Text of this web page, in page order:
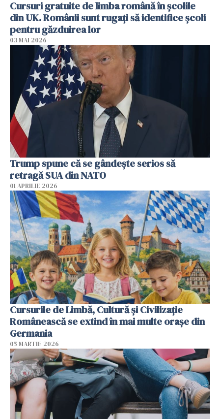
Cursuri gratuite de limba română în școlile
din UK. Românii sunt rugați să identifice școli
pentru găzduirea lor
03 MAI 2026
Trump spune că se gândeşte serios să
retragă SUA din NATO
01 APRILIE 2026
Cursurile de Limbă, Cultură și Civilizație
Românească se extind în mai multe orașe din
Germania
05 MARTIE 2026